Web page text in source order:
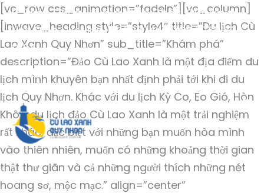
Thôn Đông, xã đảo Nhơn Châu, Quy Nhơn,
Bình Định | Hotline
093 144 6768 | 035 823
4234
[vc_row css_animation=”fadeIn”][vc_column]
[inwave_heading style=”style4″ title=”Du lịch Cù
Lao Xanh Quy Nhơn” sub_title=”Khám phá”
description=”Đảo Cù Lao Xanh là một địa điểm du
lịch mình khuyên bạn nhất định phải tới khi đi du
lịch Quy Nhơn. Khác với du lịch Kỳ Co, Eo Gió, Hòn
Khô…, du lịch đảo Cù Lao Xanh là một trải nghiệm
rất khác, đặc biệt với những bạn muốn hòa mình
vào thiên nhiên, muốn có những khoảng thời gian
thật thư giãn và cả những người thích những nét
hoang sơ, mộc mạc.” align=”center”